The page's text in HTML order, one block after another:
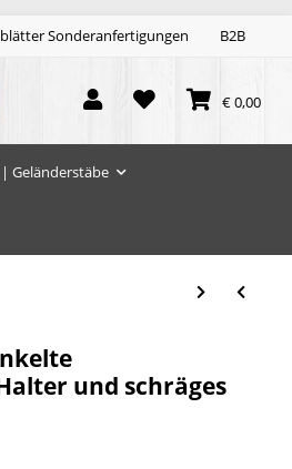
Sonderanfertigungen B2B
€ 0,00
Geländerstäbe
und schräges